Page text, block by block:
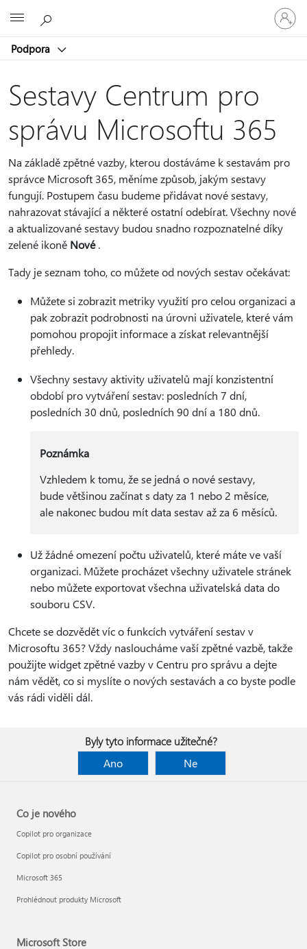
Podpora
Přihlaste
se
ke
účtu
Sestavy Centrum pro
správu Microsoftu 365
Na základě zpětné vazby, kterou dostáváme k sestavám pro
správce Microsoft 365, měníme způsob, jakým sestavy
fungují. Postupem času budeme přidávat nové sestavy,
nahrazovat stávající a některé ostatní odebírat. Všechny nové
a aktualizované sestavy budou snadno rozpoznatelné díky
zelené ikoně Nové.
Tady je seznam toho, co můžete od nových sestav očekávat:
Můžete si zobrazit metriky využití pro celou organizaci a
pak zobrazit podrobnosti na úrovni uživatele, které vám
pomohou propojit informace a získat relevantnější
přehledy.
Všechny sestavy aktivity uživatelů mají konzistentní
období pro vytváření sestav: posledních 7 dní,
posledních 30 dnů, posledních 90 dní a 180 dnů.
Poznámka
Vzhledem k tomu, že se jedná o nové sestavy,
bude většinou začínat s daty za 1 nebo 2 měsíce,
ale nakonec budou mít data sestav až za 6 měsíců.
Už žádné omezení počtu uživatelů, které máte ve vaší
organizaci. Můžete procházet všechny uživatele stránek
nebo můžete exportovat všechna uživatelská data do
souboru CSV.
Chcete se dozvědět víc o funkcích vytváření sestav v
Microsoftu 365? Vždy nasloucháme vaší zpětné vazbě, takže
použijte widget zpětné vazby v Centru pro správu a dejte
nám vědět, co si myslíte o nových sestavách a co byste podle
vás rádi viděli dál.
Byly tyto informace užitečné?
Ano
Ne
Co je nového
Copilot pro organizace
Copilot pro osobní používání
Microsoft 365
Prohlédnout produkty Microsoft
Microsoft Store